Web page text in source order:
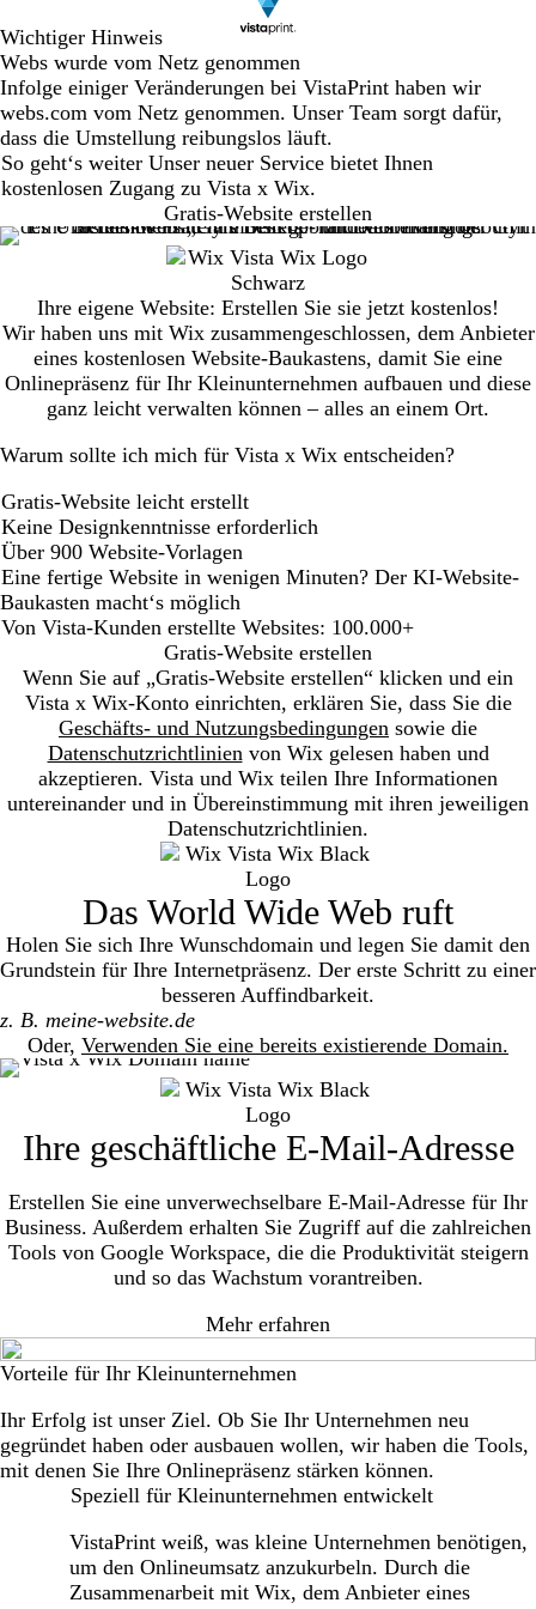
Wichtiger Hinweis
Webs wurde vom Netz genommen
Infolge einiger Veränderungen bei VistaPrint haben wir
webs.com vom Netz genommen. Unser Team sorgt dafür,
dass die Umstellung reibungslos läuft.
So geht‘s weiter Unser neuer Service bietet Ihnen
kostenlosen Zugang zu Vista x Wix.
Gratis-Website erstellen
Ihre eigene Website: Erstellen Sie sie jetzt kostenlos!
Wir haben uns mit Wix zusammengeschlossen, dem Anbieter
eines kostenlosen Website-Baukastens, damit Sie eine
Onlinepräsenz für Ihr Kleinunternehmen aufbauen und diese
ganz leicht verwalten können – alles an einem Ort.
Warum sollte ich mich für Vista x Wix entscheiden?
Gratis-Website leicht erstellt
Keine Designkenntnisse erforderlich
Über 900 Website-Vorlagen
Eine fertige Website in wenigen Minuten? Der KI-Website-
Baukasten macht‘s möglich
Von Vista-Kunden erstellte Websites: 100.000+
Gratis-Website erstellen
Wenn Sie auf „Gratis-Website erstellen“ klicken und ein
Vista x Wix-Konto einrichten, erklären Sie, dass Sie die
Geschäfts- und Nutzungsbedingungen sowie die
Datenschutzrichtlinienvon Wix gelesen haben und
akzeptieren. Vista und Wix teilen Ihre Informationen
untereinander und in Übereinstimmung mit ihren jeweiligen
Datenschutzrichtlinien.
Das World Wide Web ruft
Holen Sie sich Ihre Wunschdomain und legen Sie damit den
Grundstein für Ihre Internetpräsenz. Der erste Schritt zu einer
besseren Auffindbarkeit.
Search
Oder, Verwenden Sie eine bereits existierende Domain.
Ihre geschäftliche E-Mail-Adresse
Erstellen Sie eine unverwechselbare E-Mail-Adresse für Ihr
Business. Außerdem erhalten Sie Zugriff auf die zahlreichen
Tools von Google Workspace, die die Produktivität steigern
und so das Wachstum vorantreiben.
Mehr erfahren
Vorteile für Ihr Kleinunternehmen
Ihr Erfolg ist unser Ziel. Ob Sie Ihr Unternehmen neu
gegründet haben oder ausbauen wollen, wir haben die Tools,
mit denen Sie Ihre Onlinepräsenz stärken können.
Speziell für Kleinunternehmen entwickelt
VistaPrint weiß, was kleine Unternehmen benötigen,
um den Onlineumsatz anzukurbeln. Durch die
Zusammenarbeit mit Wix, dem Anbieter eines